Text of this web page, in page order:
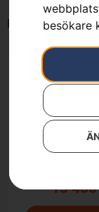
besökare
Endast ett
13